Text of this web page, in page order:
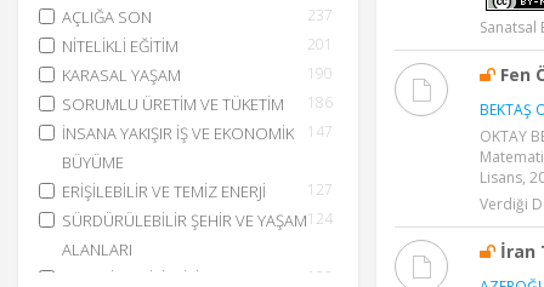
AÇLIĞA SON 237
NİTELİKLİ EĞİTİM 201
KARASAL YAŞAM 190
SORUMLU ÜRETİM VE TÜKETİM 186
İNSANA YAKIŞIR İŞ VE EKONOMİK
BÜYÜME
147
ERİŞİLEBİLİR VE TEMİZ ENERJİ 127
SÜRDÜRÜLEBİLİR ŞEHİR VE YAŞAM
ALANLARI
124
SANAYİ, YENİLİKÇİLİK VE ALTYAPI 123
Sanatsal
Fen
BEKTAŞ
OKTAY
Lisans,
Verdiği
İran